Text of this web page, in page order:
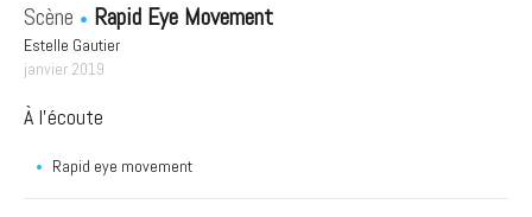
Scène Rapid Eye Movement
Estelle Gautier
janvier 2019
À l'écoute
Rapid eye movement